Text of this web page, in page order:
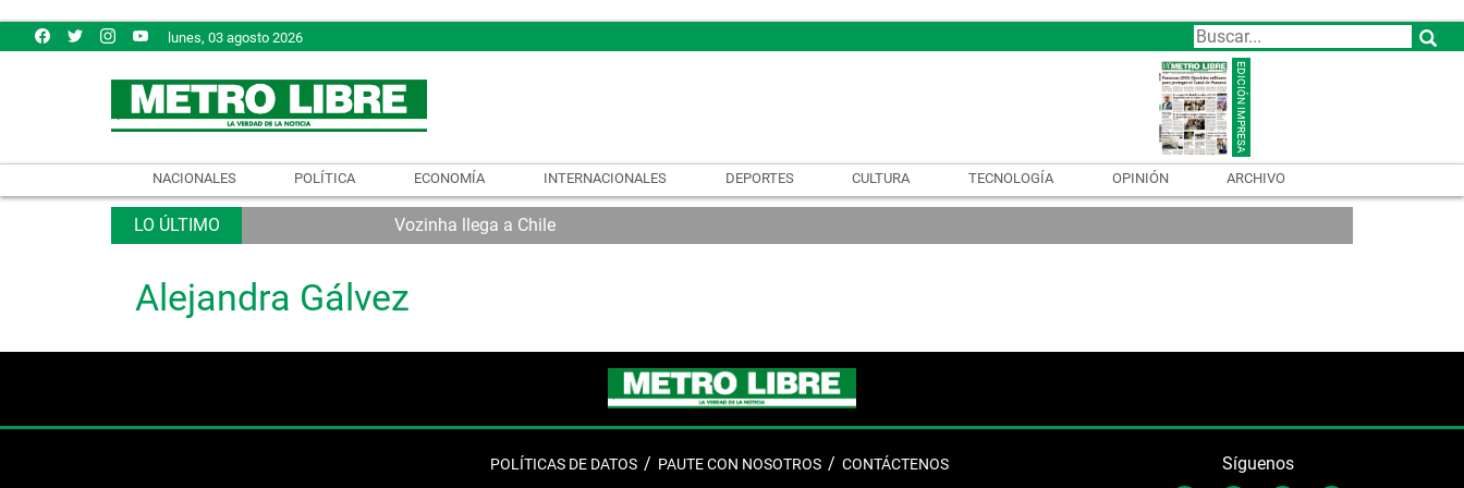
lunes, 03 agosto 2026
NACIONALES POLÍTICA ECONOMÍA INTERNACIONALES DEPORTES CULTURA TECNOLOGÍA OPINIÓN ARCHIVO
Vozinha llega a Chile
Alejandra Gálvez
POLÍTICAS DE DATOS PAUTE CON NOSOTROS CONTÁCTENOS Síguenos